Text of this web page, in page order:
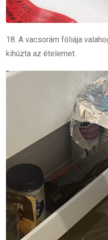
18. A vacsorám fóliája
kihúzta az ételemet.